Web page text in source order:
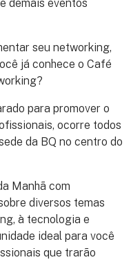
demais eventos
seu networking,
já conhece o Café
para promover o
ocorre todos
da BQ no centro do
Manhã com
diversos temas
à tecnologia e
ideal para você
que trarão